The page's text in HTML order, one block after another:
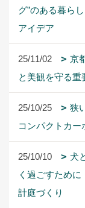
グ”のある暮ら
アイデア
25/11/02
京
と美観を守る重
25/10/25
狭
コンパクトカー
25/10/10
犬
く過ごすため
計庭づくり